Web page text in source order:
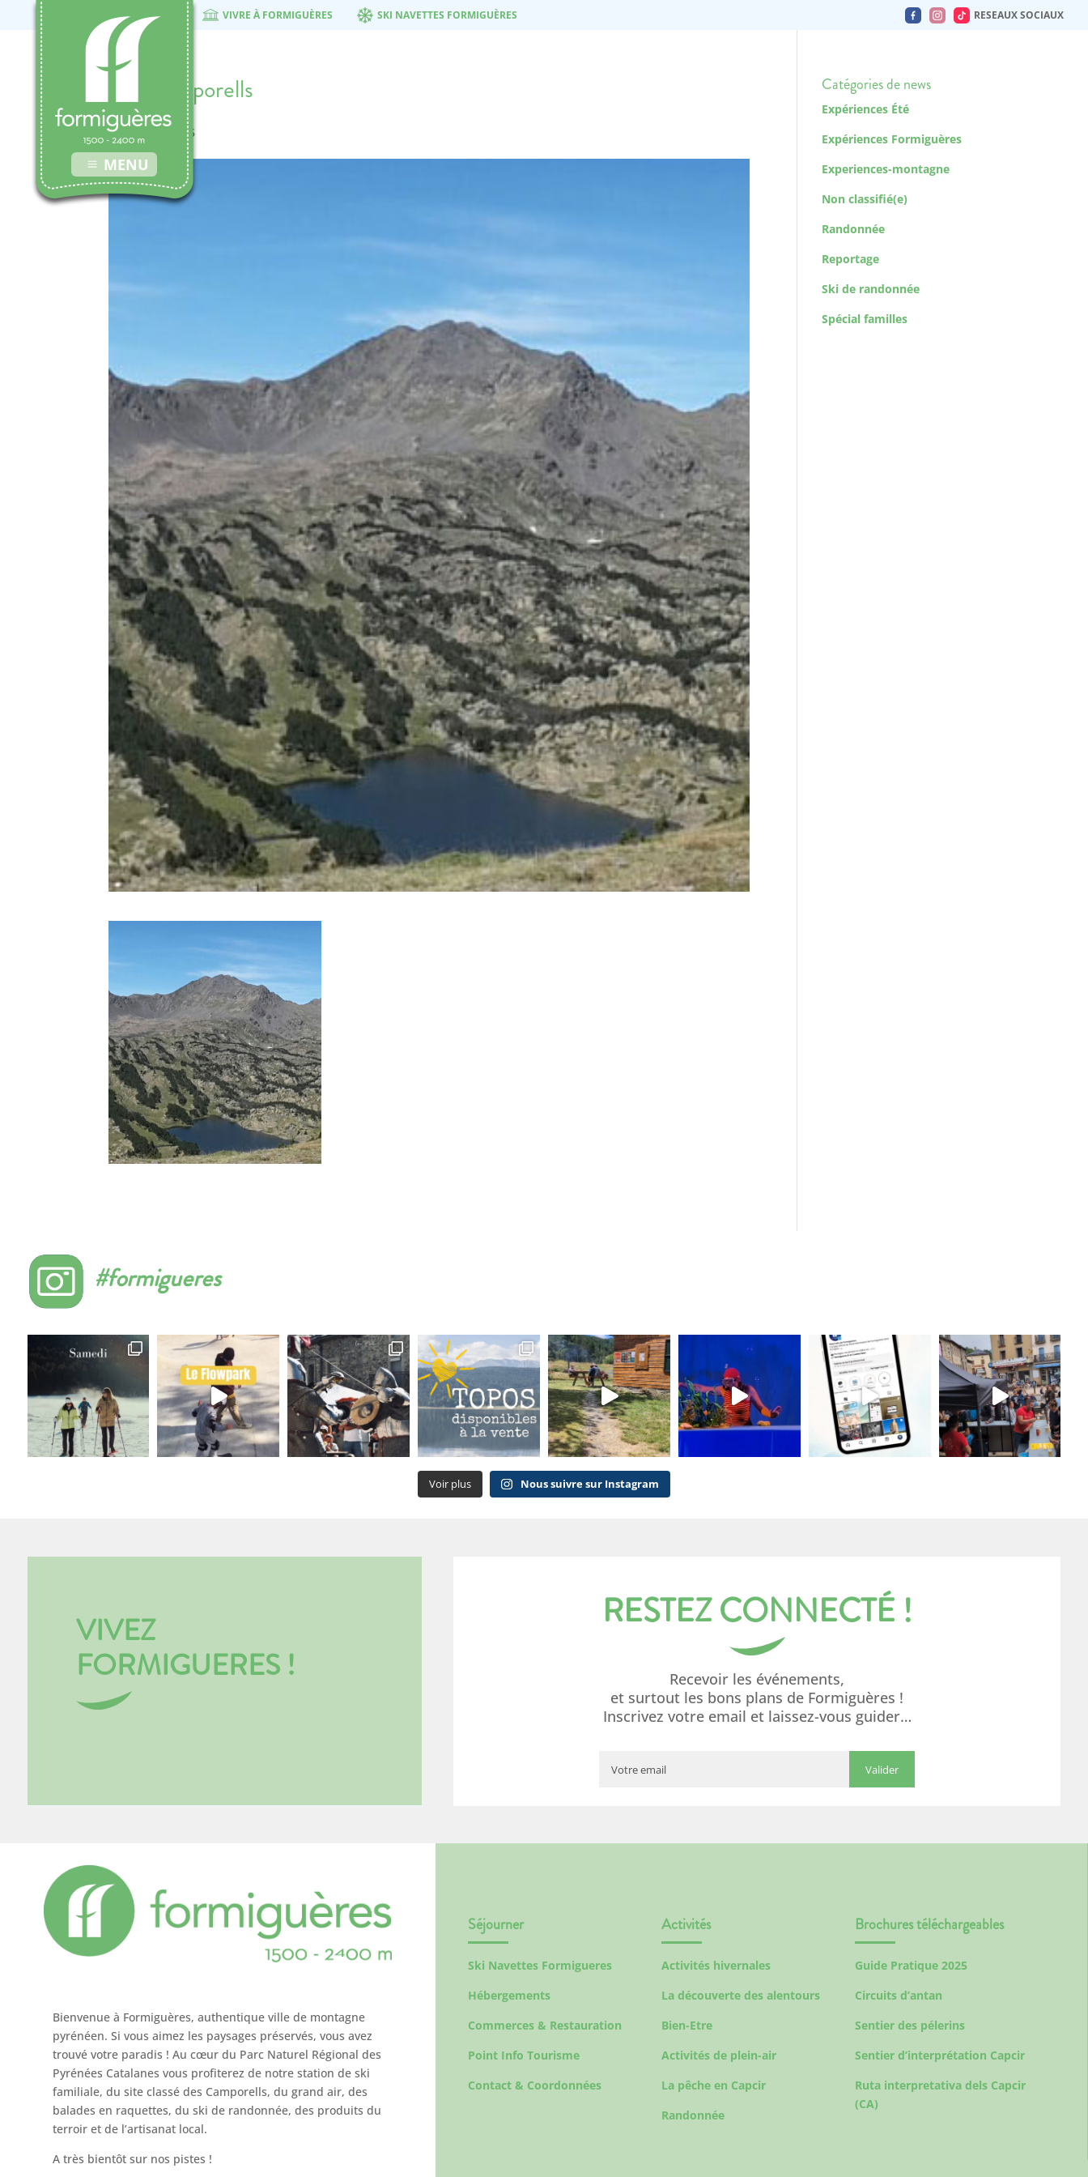
MENU
VIVRE À FORMIGUÈRES SKI NAVETTES FORMIGUÈRES RESEAUX SOCIAUX
lacs-camporells
22 octobre 2015
Catégories de news
Expériences Été
Expériences Formiguères
Experiences-montagne
Non classifié(e)
Randonnée
Reportage
Ski de randonnée
Spécial familles
#formigueres
Voir plus Nous suivre sur Instagram
VIVEZ
FORMIGUERES !
RESTEZ CONNECTÉ !
Recevoir les événements,
et surtout les bons plans de Formiguères !
Inscrivez votre email et laissez-vous guider…
Bienvenue à Formiguères, authentique ville de montagne
pyrénéen. Si vous aimez les paysages préservés, vous avez
trouvé votre paradis ! Au cœur du Parc Naturel Régional des
Pyrénées Catalanes vous profiterez de notre station de ski
familiale, du site classé des Camporells, du grand air, des
balades en raquettes, du ski de randonnée, des produits du
terroir et de l’artisanat local.
A très bientôt sur nos pistes !
Séjourner
Ski Navettes Formigueres
Hébergements
Commerces & Restauration
Point Info Tourisme
Contact & Coordonnées
Activités
Activités hivernales
La découverte des alentours
Bien-Etre
Activités de plein-air
La pêche en Capcir
Randonnée
Brochures téléchargeables
Guide Pratique 2025
Circuits d’antan
Sentier des pélerins
Sentier d’interprétation Capcir
Ruta interpretativa dels Capcir
(CA)